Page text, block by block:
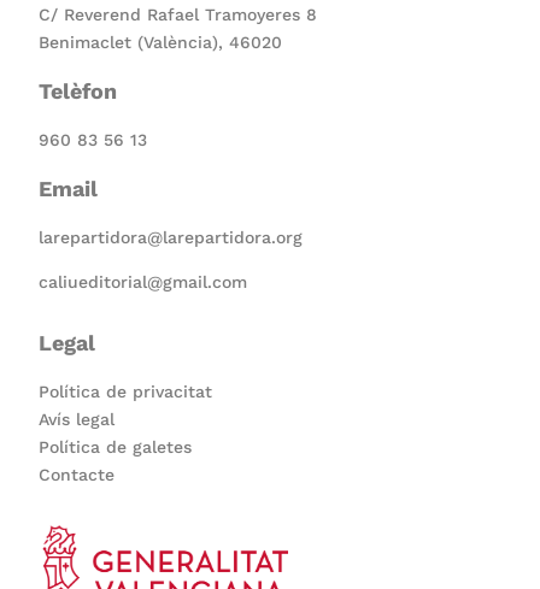
C/ Reverend Rafael Tramoyeres 8
Benimaclet (València), 46020
Telèfon
960 83 56 13
Email
larepartidora@larepartidora.org
caliueditorial@gmail.com
Legal
Política de privacitat
Avís legal
Política de galetes
Contacte